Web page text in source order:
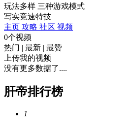
玩法多样 三种游戏模式
写实竞速特技
主页 攻略 社区 视频
0个视频
热门 | 最新 | 最赞
上传我的视频
没有更多数据了....
肝帝排行榜
1